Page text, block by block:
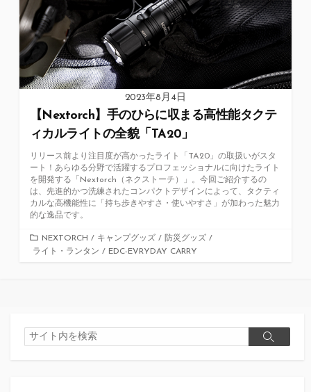
2023年8月4日
【Nextorch】手のひらに収まる高性能タクテ
ィカルライトの全貌「TA20」
リリース前より注目度が高かったライト「TA20」の取扱いがスタ
ート！あらゆる分野で活躍するプロフェッショナルに向けたライト
を開発する「Nextorch（ネクストーチ）」。今回ご紹介するの
は、先進的かつ洗練されたコンパクトデザインによって、タクティ
カルな高機能性に「持ち歩きやすさ・使いやすさ」が加わった魅力
的な逸品です。
カ
テ
NEXTORCH / キャンプグッズ / 防災グッズ /
ライト・ランタン / EDC-EVRYDAY CARRY
検
索
検